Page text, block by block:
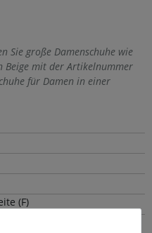
Sie große Damenschuhe wie
Beige mit der Artikelnummer
für Damen in einer
(F)